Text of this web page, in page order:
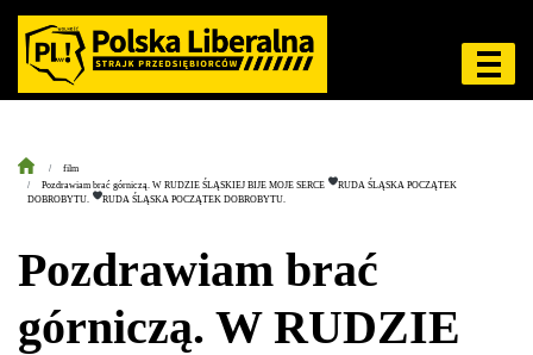
film
Pozdrawiam brać górniczą. W RUDZIE ŚLĄSKIEJ BIJE MOJE SERCE
RUDA ŚLĄSKA POCZĄTEK
DOBROBYTU.
RUDA ŚLĄSKA POCZĄTEK DOBROBYTU.
Pozdrawiam brać
górniczą. W RUDZIE